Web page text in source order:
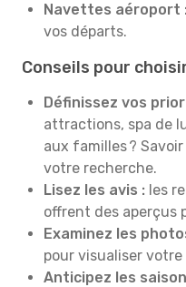
Navettes aéroport :
vos départs.
Conseils pour
Définissez vos
attractions, spa de
aux familles ?
votre recherche.
Lisez les avis : les
offrent des aperçus
Examinez les
pour visualiser votre
Anticipez les